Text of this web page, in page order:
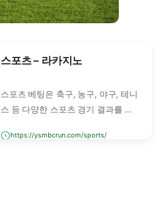
스포츠 – 라카지노
스포츠 베팅은 축구, 농구, 야구, 테니
스 등 다양한 스포츠 경기 결과를 예
승패를 맞추는 것뿐만 아니라, 스코
https://ysmbcrun.com/sports/